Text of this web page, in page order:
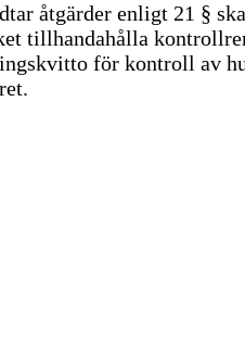
åtgärder enligt 21 §
tillhandahålla
för kontroll av